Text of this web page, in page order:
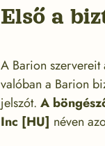
Első a
A Barion
valóban a Barion
jelszót. A
Inc [HU] néven